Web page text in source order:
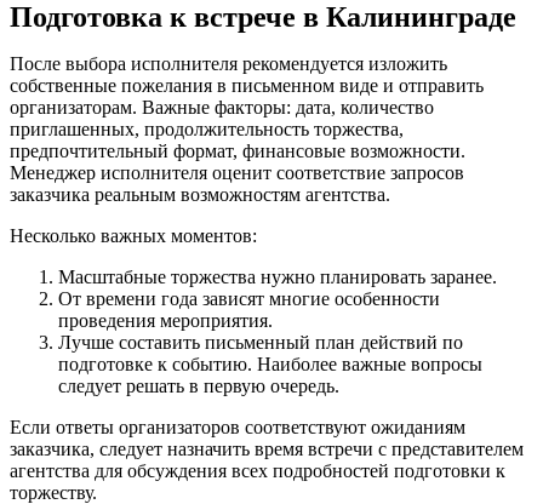
Подготовка к встрече в Калининграде
После выбора исполнителя рекомендуется изложить
собственные пожелания в письменном виде и отправить
организаторам. Важные факторы: дата, количество
приглашенных, продолжительность торжества,
предпочтительный формат, финансовые возможности.
Менеджер исполнителя оценит соответствие запросов
заказчика реальным возможностям агентства.
Несколько важных моментов:
Масштабные торжества нужно планировать заранее.
От времени года зависят многие особенности
проведения мероприятия.
Лучше составить письменный план действий по
подготовке к событию. Наиболее важные вопросы
следует решать в первую очередь.
Если ответы организаторов соответствуют ожиданиям
заказчика, следует назначить время встречи с представителем
агентства для обсуждения всех подробностей подготовки к
торжеству.